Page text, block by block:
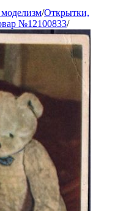
/Открытки,
№12100833/